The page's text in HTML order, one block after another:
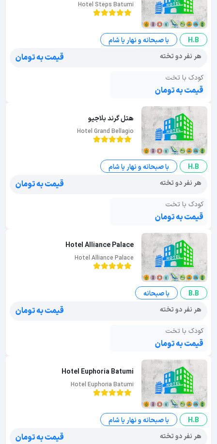
Hotel Steps Batumi
H.B
با صبحانه و نهار یا شام
هر نفر دو تخته
قیمت به تومان
کودک با تخت
قیمت به تومان
هتل گرند بلاجیو
Hotel Grand Bellagio
H.B
با صبحانه و نهار یا شام
هر نفر دو تخته
قیمت به تومان
کودک با تخت
قیمت به تومان
Hotel Alliance Palace
Hotel Alliance Palace
B.B
با صبحانه
هر نفر دو تخته
قیمت به تومان
کودک با تخت
قیمت به تومان
Hotel Euphoria Batumi
Hotel Euphoria Batumi
H.B
با صبحانه و نهار یا شام
هر نفر دو تخته
قیمت به تومان